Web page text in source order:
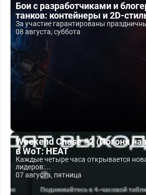
Бои с разработчиками и
танков: контейнеры и 2D-
За участие гарантированы
08 августа, суббота
Weekend Chase #2 (Погоня
в WoT: HEAT
Каждые четыре часа открывается
лидеров:...
07 августа, пятница